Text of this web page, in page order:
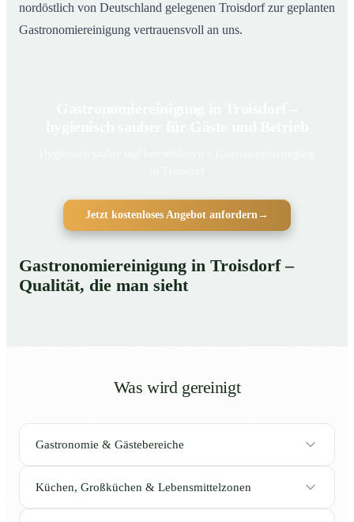
nordöstlich von Deutschland gelegenen Troisdorf zur geplanten
Gastronomiereinigung vertrauensvoll an uns.
Jetzt kostenloses Angebot anfordern→
Gastronomiereinigung in Troisdorf –
Qualität, die man sieht
Was wird gereinigt
Gastronomie & Gästebereiche
Küchen, Großküchen & Lebensmittelzonen